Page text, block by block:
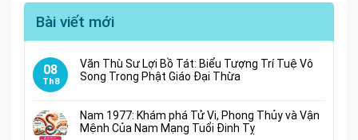
Bài viết mới
08
Th8
Văn Thù Sư Lợi Bồ Tát: Biểu Tượng Trí Tuệ Vô
Song Trong Phật Giáo Đại Thừa
Nam 1977: Khám phá Tử Vi, Phong Thủy và Vận
Mệnh Của Nam Mạng Tuổi Đinh Tỵ